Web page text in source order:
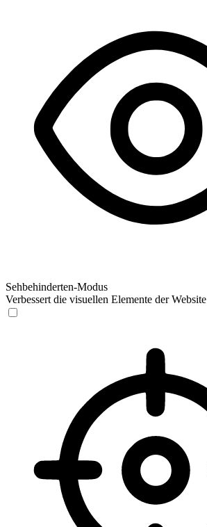
Sehbehinderten-Modus
Verbessert die visuellen Elemente der Website